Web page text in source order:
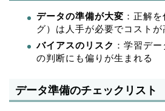
データの準備が大変 ：正解
グ）は人手が必要でコストが
バイアスのリスク ：学習デ
の判断にも偏りが生まれる
データ準備のチェックリスト